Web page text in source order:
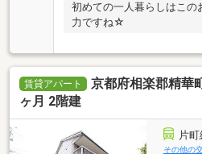
初めての一人暮らしはこの
力ですね☆
賃貸アパート
京都府相楽郡精華
ヶ月 2階建
片
その他の